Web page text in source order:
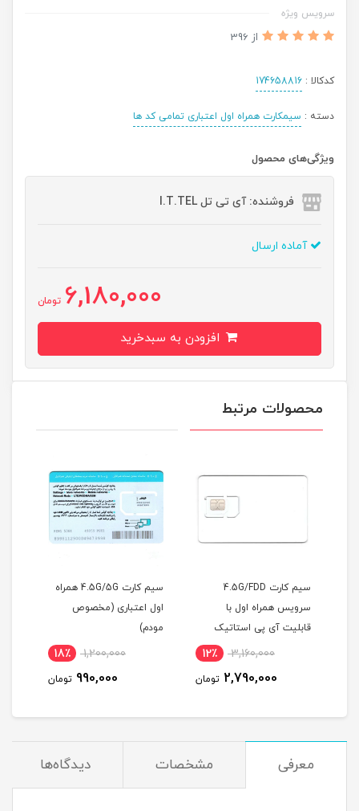
سرویس ویژه
از 396
کدکالا : 174658816
دسته : سیمکارت همراه اول اعتباری تمامی کد ها
ویژگی‌های محصول
فروشنده: آی تی تل I.T.TEL
آماده ارسال
6,180,000 تومان
محصولات مرتبط
سیم کارت 4.5G/FDD
سرویس همراه اول با
قابلیت آی پی استاتیک
(مخصوص مودم )
3,160,000 12٪
2,790,000 تومان
سیم کارت 4.5G/5G همراه
اول اعتباری (مخصوص
مودم)
1,200,000 18٪
990,000 تومان
معرفی مشخصات دیدگاه‌ها